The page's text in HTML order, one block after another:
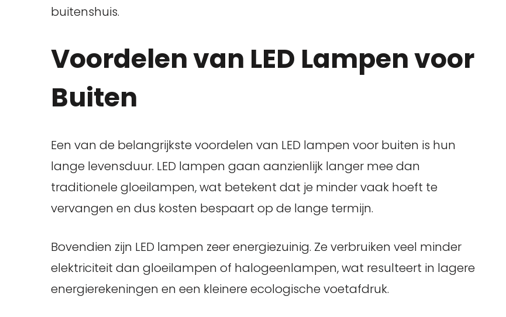
buitenshuis.
Voordelen van LED Lampen voor
Buiten
Een van de belangrijkste voordelen van LED lampen voor buiten is hun
lange levensduur. LED lampen gaan aanzienlijk langer mee dan
traditionele gloeilampen, wat betekent dat je minder vaak hoeft te
vervangen en dus kosten bespaart op de lange termijn.
Bovendien zijn LED lampen zeer energiezuinig. Ze verbruiken veel minder
elektriciteit dan gloeilampen of halogeenlampen, wat resulteert in lagere
energierekeningen en een kleinere ecologische voetafdruk.